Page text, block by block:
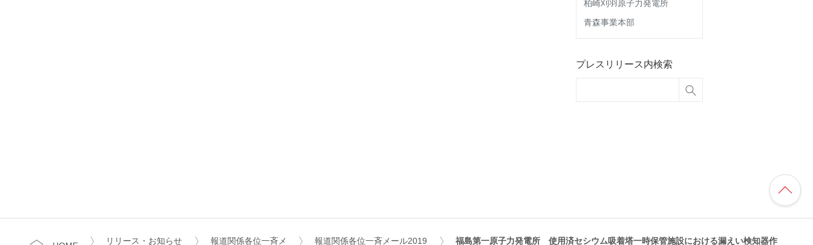
柏崎刈羽原子力発電所
青森事業本部
プレスリリース内検索
リリース・お知らせ 報道関係各位一斉メ 報道関係各位一斉メール2019 福島第一原子力発電所 使用済セシウム吸着塔一時保管施設における漏えい検知器作